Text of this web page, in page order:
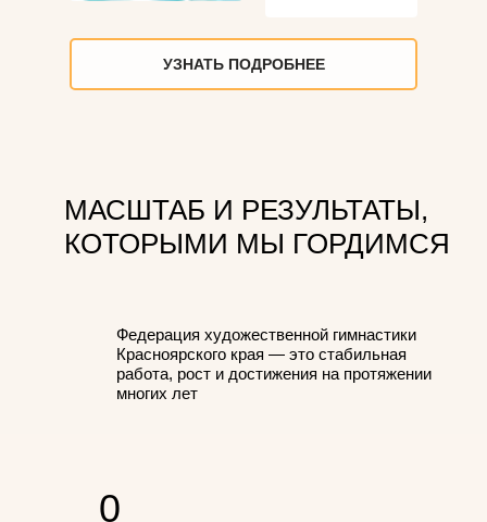
УЗНАТЬ ПОДРОБНЕЕ
Федерация художественной гимнастики
Красноярского края — это стабильная
работа, рост и достижения на протяжении
многих лет
МАСШТАБ И РЕЗУЛЬТАТЫ,
КОТОРЫМИ МЫ ГОРДИМСЯ
0